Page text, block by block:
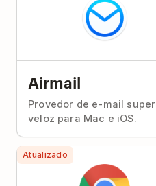
Airmail
Provedor de e-mail super
veloz para Mac e iOS.
Atualizado